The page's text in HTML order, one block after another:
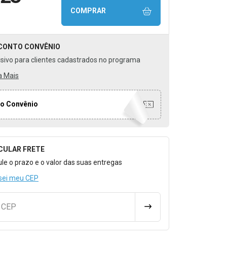
COMPRAR
CONVÊNIO
para clientes cadastrados no programa
Mais
Convênio
para Calcular o Frete
FRETE
o prazo e o valor das suas entregas
meu CEP
CALCULAR FRETE